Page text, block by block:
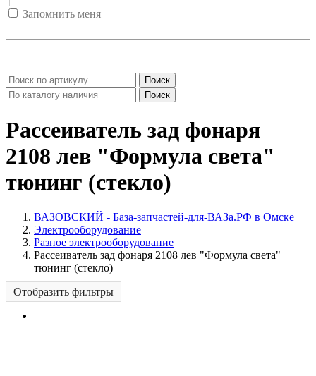
Запомнить меня
Поиск
Поиск
Рассеиватель зад фонаря
2108 лев "Формула света"
тюнинг (стекло)
ВАЗОВСКИЙ - База-запчастей-для-ВАЗа.РФ в Омске
Электрооборудование
Разное электрооборудование
Рассеиватель зад фонаря 2108 лев "Формула света"
тюнинг (стекло)
Отобразить фильтры